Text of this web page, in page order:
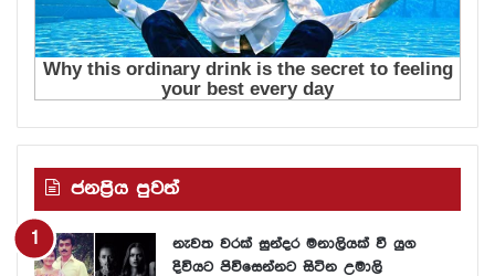
ජනප්‍රිය පුවත්
නැවත වරක් සුන්දර මනාලියක් වී යුග
දිවියට පිවිසෙන්නට සිටින උමාලි